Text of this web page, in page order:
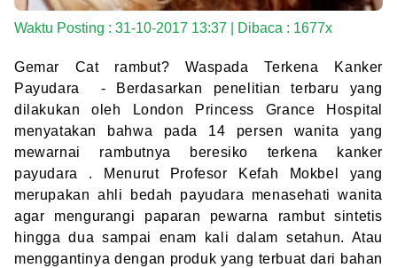
Waktu Posting : 31-10-2017 13:37 | Dibaca : 1677x
Gemar Cat rambut? Waspada Terkena Kanker
Payudara - Berdasarkan penelitian terbaru yang
dilakukan oleh London Princess Grance Hospital
menyatakan bahwa pada 14 persen wanita yang
mewarnai rambutnya beresiko terkena kanker
payudara . Menurut Profesor Kefah Mokbel yang
merupakan ahli bedah payudara menasehati wanita
agar mengurangi paparan pewarna rambut sintetis
hingga dua sampai enam kali dalam setahun. Atau
menggantinya dengan produk yang terbuat dari bahan